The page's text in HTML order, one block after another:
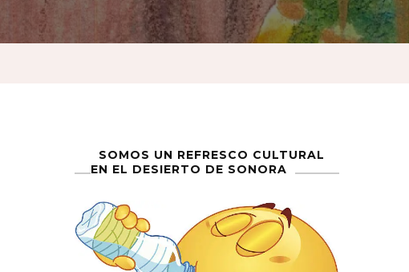
SOMOS UN REFRESCO CULTURAL
EN EL DESIERTO DE SONORA